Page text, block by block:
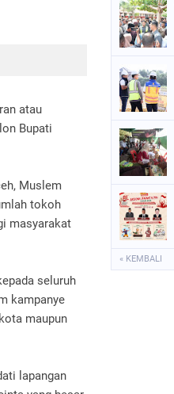
atau
Bupati
Muslem
tokoh
masyarakat
seluruh
kampanye
maupun
lapangan
« KEMBALI